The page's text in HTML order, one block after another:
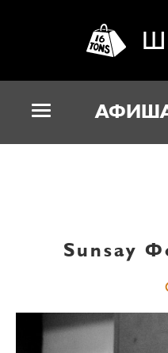
Sunsay